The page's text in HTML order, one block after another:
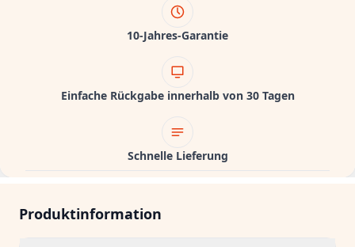
10-Jahres-Garantie
Einfache Rückgabe innerhalb von 30 Tagen
Schnelle Lieferung
Produktinformation